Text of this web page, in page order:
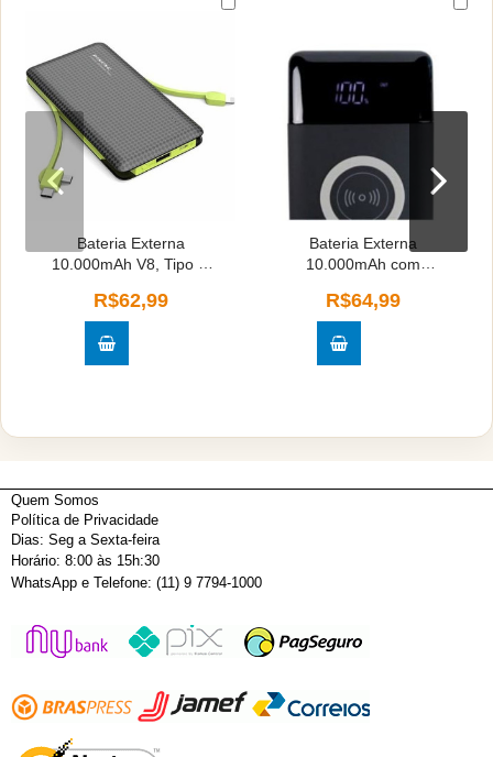
Bateria Externa
10.000mAh V8, Tipo C
956
R$62,99
Bateria Externa
10.000mAh com
R$64,99
Quem Somos
Política de Privacidade
Dias: Seg a Sexta-feira
Horário: 8:00 às 15h:30
WhatsApp e Telefone: (11) 9 7794-1000